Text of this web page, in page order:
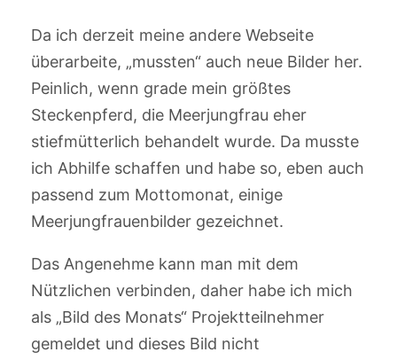
Da ich derzeit meine andere Webseite
überarbeite, „mussten“ auch neue Bilder her.
Peinlich, wenn grade mein größtes
Steckenpferd, die Meerjungfrau eher
stiefmütterlich behandelt wurde. Da musste
ich Abhilfe schaffen und habe so, eben auch
passend zum Mottomonat, einige
Meerjungfrauenbilder gezeichnet.
Das Angenehme kann man mit dem
Nützlichen verbinden, daher habe ich mich
als „Bild des Monats“ Projektteilnehmer
gemeldet und dieses Bild nicht